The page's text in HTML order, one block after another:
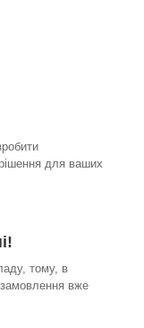
для ваших
тому, в
вже